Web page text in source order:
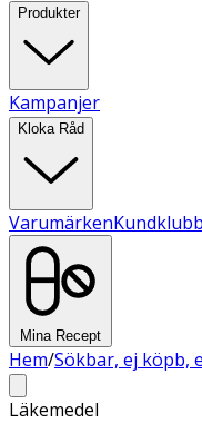
Produkter
Kampanjer
Kloka Råd
VarumärkenKundklubb
Mina Recept
Hem/Sökbar, ej köpb,
Läkemedel